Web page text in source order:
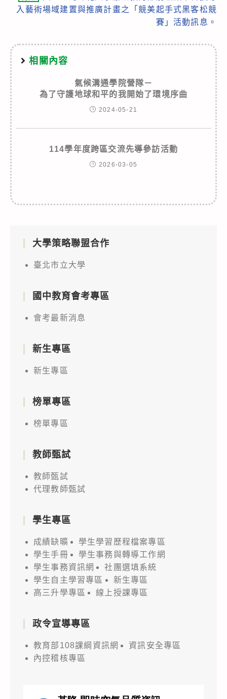
入藝術場域建置與推廣計畫之「競美起手式黑客松競
賽」活動訊息。
相關內容
氣候溝通學院營隊－
為了守護地球和平的我開始了環境序曲
2024-05-21
114學年度跨區交流先導參訪活動
2026-03-05
大學策略聯盟合作
臺北市立大學
國中教育會考專區
會考最新消息
新生專區
新生專區
榜單專區
榜單專區
教師甄試
教師甄試
代理教師甄試
學生專區
成績缺曠
學生學習歷程檔案專區
學生手冊
學生事務與轉導工作網
學生事務資訊網
社團選填系統
學生自主學習專區
新生專區
高三升學專區
線上授課專區
政令宣導專區
教育部108課綱資訊網
資訊安全專區
內控稽核專區